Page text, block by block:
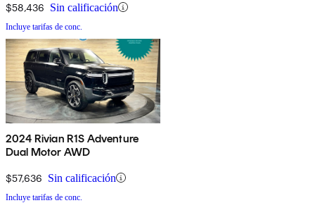
$58,436 Sin calificación
Incluye tarifas de conc.
2024 Rivian R1S Adventure
Dual Motor AWD
$57,636 Sin calificación
Incluye tarifas de conc.